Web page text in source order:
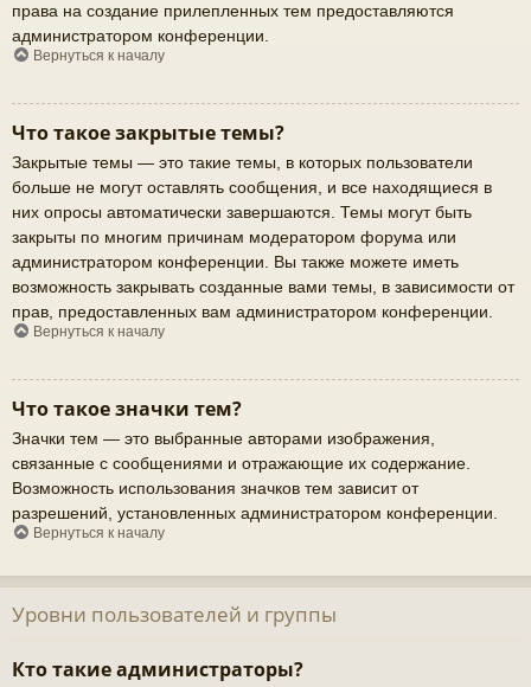
права на создание прилепленных тем предоставляются
администратором конференции.
Вернуться к началу
Что такое закрытые темы?
Закрытые темы — это такие темы, в которых пользователи
больше не могут оставлять сообщения, и все находящиеся в
них опросы автоматически завершаются. Темы могут быть
закрыты по многим причинам модератором форума или
администратором конференции. Вы также можете иметь
возможность закрывать созданные вами темы, в зависимости от
прав, предоставленных вам администратором конференции.
Вернуться к началу
Что такое значки тем?
Значки тем — это выбранные авторами изображения,
связанные с сообщениями и отражающие их содержание.
Возможность использования значков тем зависит от
разрешений, установленных администратором конференции.
Вернуться к началу
Уровни пользователей и группы
Кто такие администраторы?